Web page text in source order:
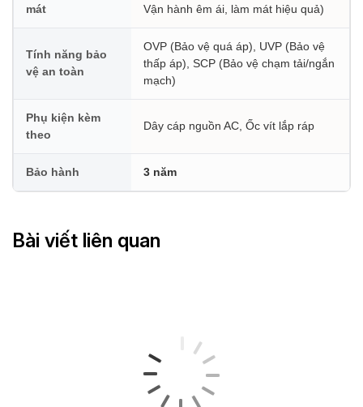
mát
Vận hành êm ái, làm mát hiệu quả)
Tính năng bảo
vệ an toàn
OVP (Bảo vệ quá áp), UVP (Bảo vệ
thấp áp), SCP (Bảo vệ chạm tải/ngắn
mạch)
Phụ kiện kèm
theo
Dây cáp nguồn AC, Ốc vít lắp ráp
Bảo hành 3 năm
Bài viết liên quan